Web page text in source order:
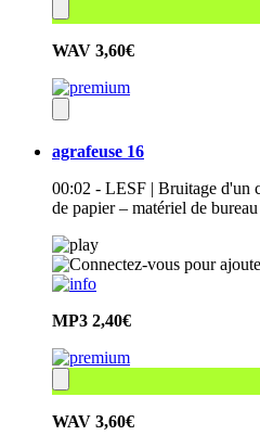
WAV 3,60€
agrafeuse 16
00:02 - LESF | Bruitage d'un
de papier – matériel de
MP3 2,40€
WAV 3,60€